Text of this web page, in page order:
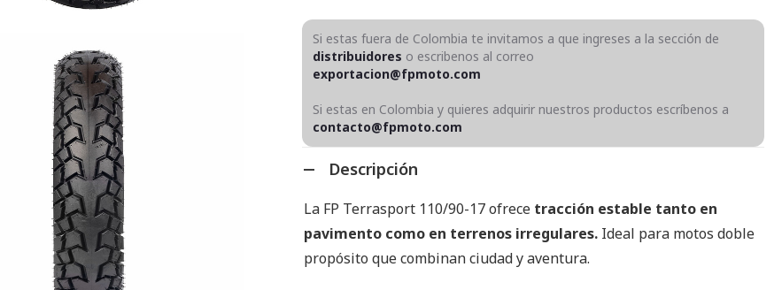
Si estas fuera de Colombia te invitamos a que ingreses a la sección de
distribuidores o escribenos al correo
exportacion@fpmoto.com
Si estas en Colombia y quieres adquirir nuestros productos escríbenos a
contacto@fpmoto.com
Descripción
La FP Terrasport 110/90-17 ofrece tracción estable tanto en
pavimento como en terrenos irregulares. Ideal para motos doble
propósito que combinan ciudad y aventura.